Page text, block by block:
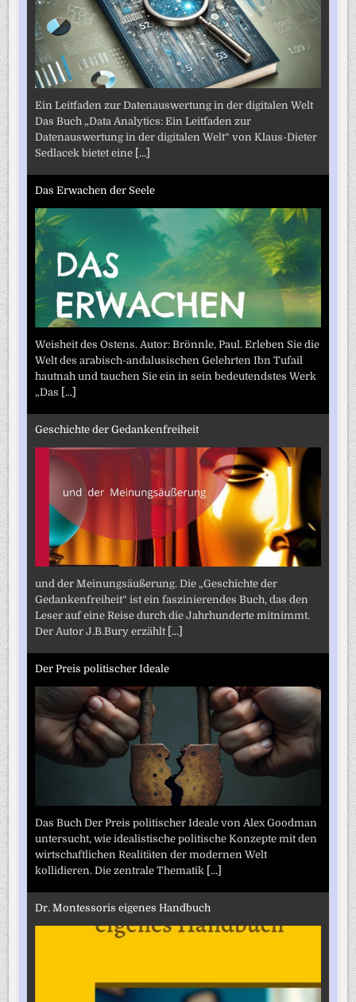
Ein Leitfaden zur Datenauswertung in der digitalen Welt
Das Buch „Data Analytics: Ein Leitfaden zur
Datenauswertung in der digitalen Welt“ von Klaus-Dieter
Sedlacek bietet eine [...]
Das Erwachen der Seele
Weisheit des Ostens. Autor: Brönnle, Paul. Erleben Sie die
Welt des arabisch-andalusischen Gelehrten Ibn Tufail
hautnah und tauchen Sie ein in sein bedeutendstes Werk
„Das [...]
Geschichte der Gedankenfreiheit
und der Meinungsäußerung. Die „Geschichte der
Gedankenfreiheit“ ist ein faszinierendes Buch, das den
Leser auf eine Reise durch die Jahrhunderte mitnimmt.
Der Autor J.B.Bury erzählt [...]
Der Preis politischer Ideale
Das Buch Der Preis politischer Ideale von Alex Goodman
untersucht, wie idealistische politische Konzepte mit den
wirtschaftlichen Realitäten der modernen Welt
kollidieren. Die zentrale Thematik [...]
Dr. Montessoris eigenes Handbuch